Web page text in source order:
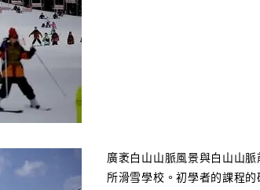
廣袤白山山脈風景與白山山
所滑雪學校。初學者的課程的